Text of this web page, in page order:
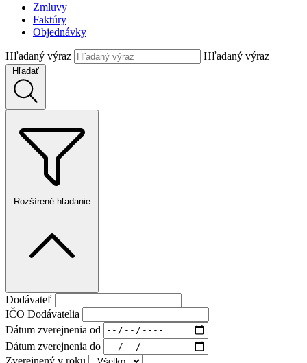
Zmluvy
Faktúry
Objednávky
Hľadaný výraz Hľadaný výraz
Hľadať
Rozšírené hľadanie
Dodávateľ
IČO Dodávatelia
Dátum zverejnenia od
Dátum zverejnenia do
Zverejnený v roku